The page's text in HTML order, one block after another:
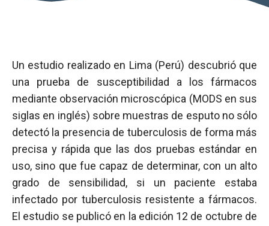
Un estudio realizado en Lima (Perú) descubrió que
una prueba de susceptibilidad a los fármacos
mediante observación microscópica (MODS en sus
siglas en inglés) sobre muestras de esputo no sólo
detectó la presencia de tuberculosis de forma más
precisa y rápida que las dos pruebas estándar en
uso, sino que fue capaz de determinar, con un alto
grado de sensibilidad, si un paciente estaba
infectado por tuberculosis resistente a fármacos.
El estudio se publicó en la edición 12 de octubre de